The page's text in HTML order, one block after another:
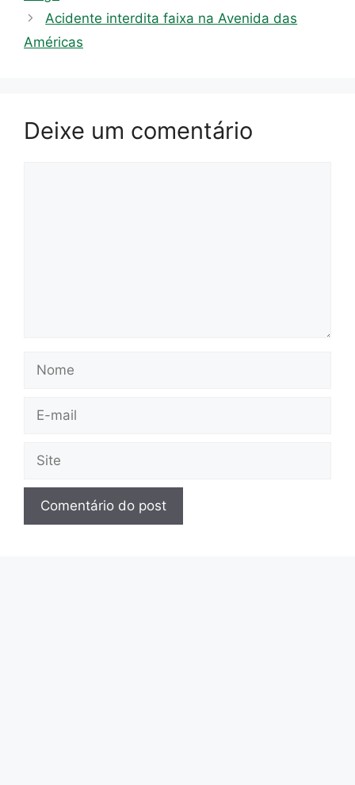
Acidente interdita faixa na Avenida das
Américas
Deixe um comentário
Nome
Site